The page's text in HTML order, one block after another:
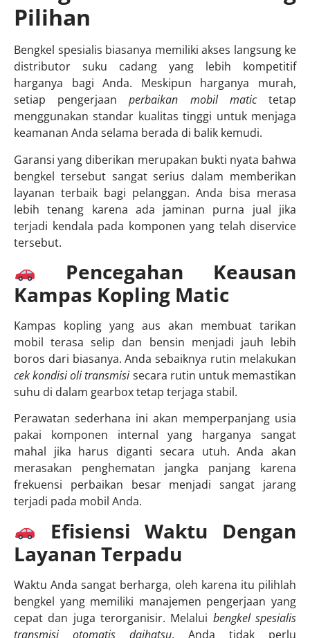
Pilihan
Bengkel spesialis biasanya memiliki akses langsung ke
distributor suku cadang yang lebih kompetitif
harganya bagi Anda. Meskipun harganya murah,
setiap pengerjaanperbaikan mobil matictetap
menggunakan standar kualitas tinggi untuk menjaga
keamanan Anda selama berada di balik kemudi.
Garansi yang diberikan merupakan bukti nyata bahwa
bengkel tersebut sangat serius dalam memberikan
layanan terbaik bagi pelanggan. Anda bisa merasa
lebih tenang karena ada jaminan purna jual jika
terjadi kendala pada komponen yang telah diservice
tersebut.
Pencegahan Keausan
Kampas Kopling Matic
Kampas kopling yang aus akan membuat tarikan
mobil terasa selip dan bensin menjadi jauh lebih
boros dari biasanya. Anda sebaiknya rutin melakukan
cek kondisi oli transmisi secara rutin untuk memastikan
suhu di dalam gearbox tetap terjaga stabil.
Perawatan sederhana ini akan memperpanjang usia
pakai komponen internal yang harganya sangat
mahal jika harus diganti secara utuh. Anda akan
merasakan penghematan jangka panjang karena
frekuensi perbaikan besar menjadi sangat jarang
terjadi pada mobil Anda.
Efisiensi Waktu Dengan
Layanan Terpadu
Waktu Anda sangat berharga, oleh karena itu pilihlah
bengkel yang memiliki manajemen pengerjaan yang
cepat dan juga terorganisir. Melalui bengkel spesialis
transmisi otomatis daihatsu, Anda tidak perlu